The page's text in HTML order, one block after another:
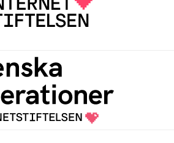
verkar för ett internet som
till människan och samhället
federationer
i en sektors- eller
federation